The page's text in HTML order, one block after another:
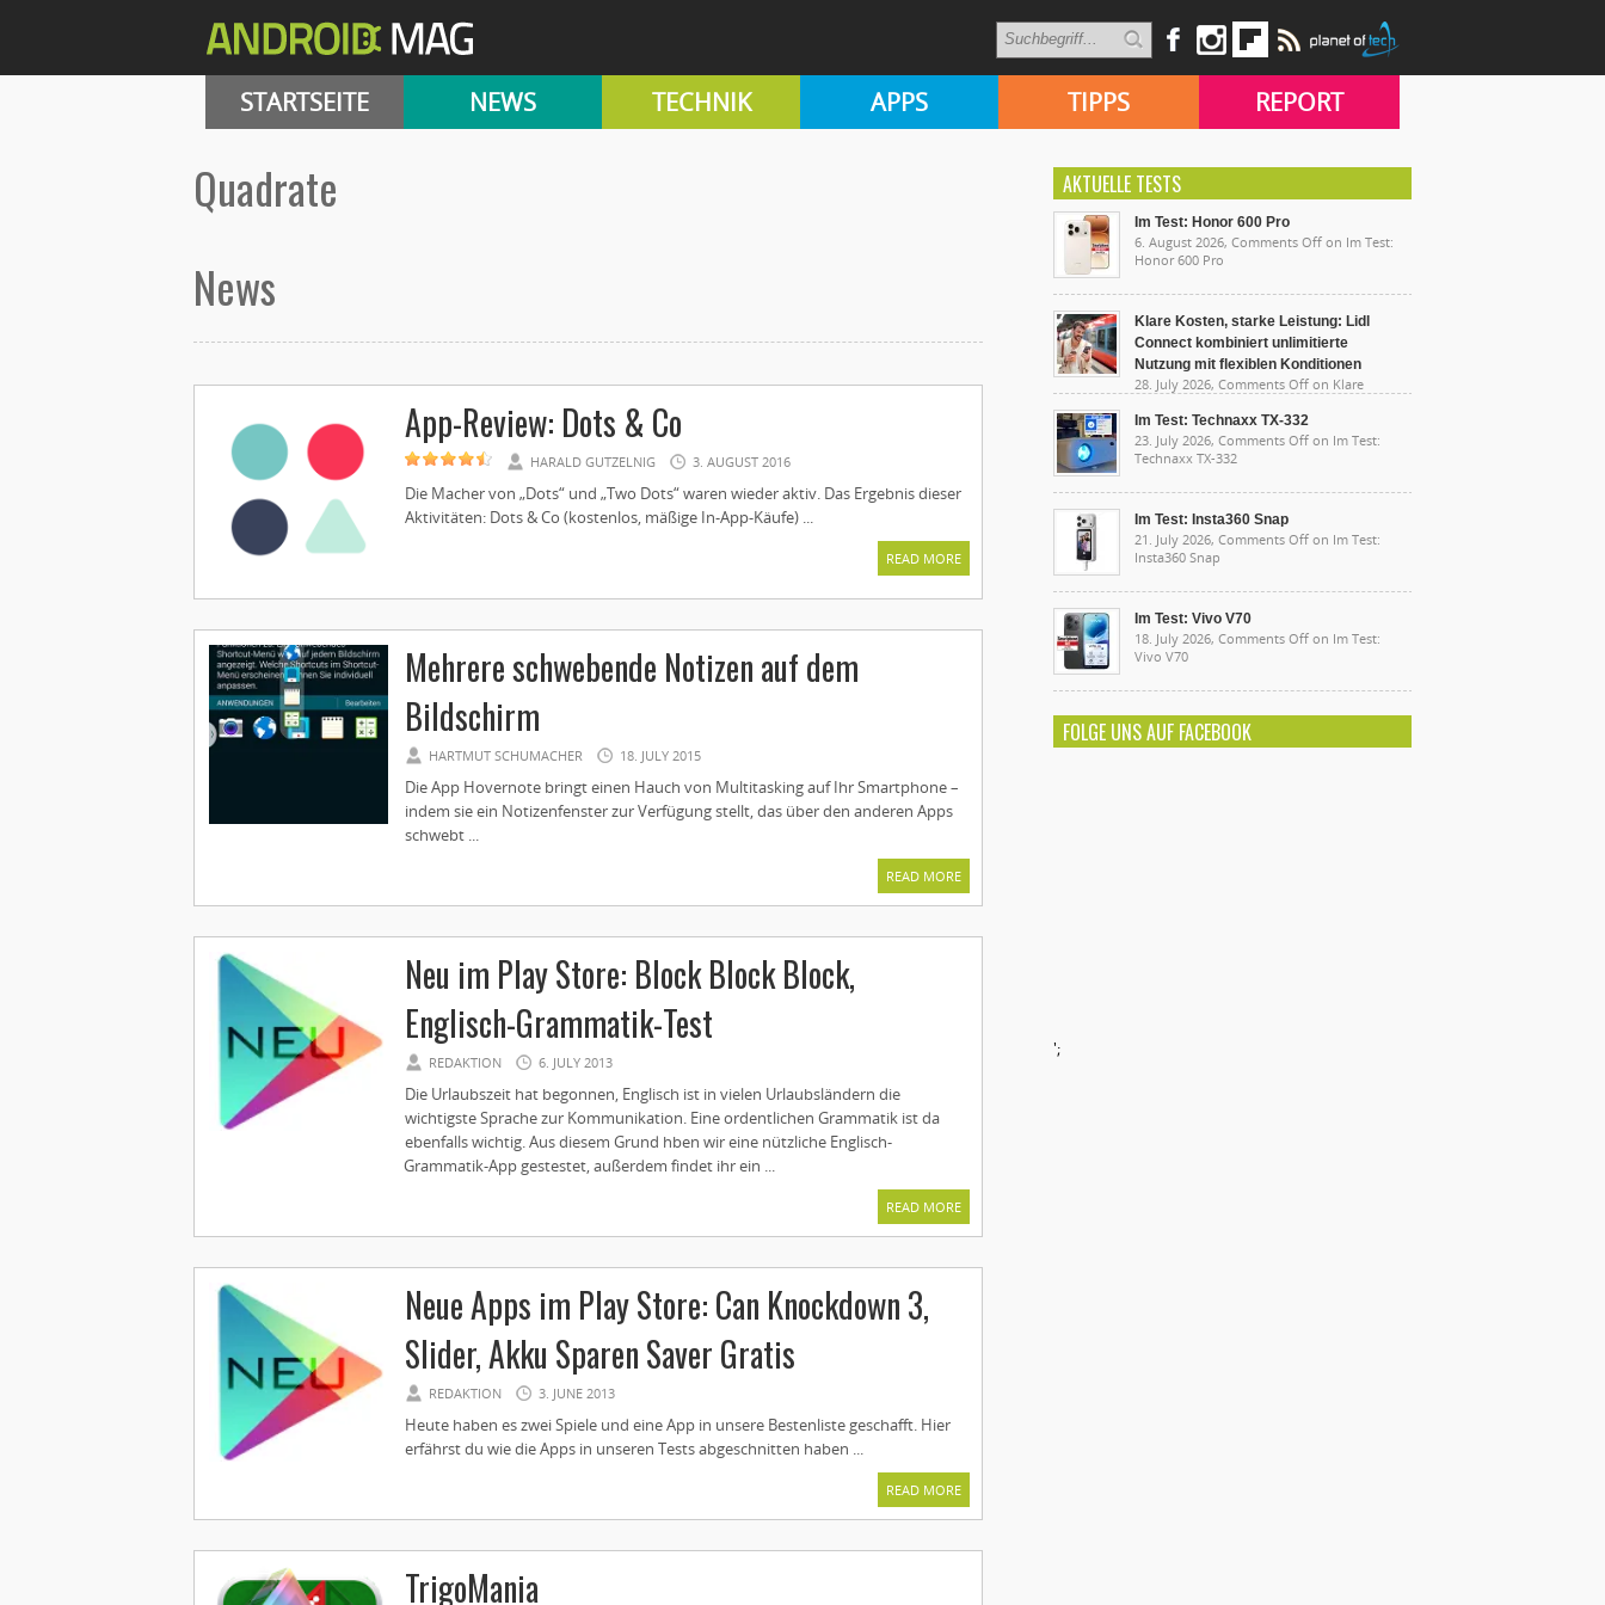
STARTSEITE NEWS TECHNIK APPS TIPPS REPORT
Quadrate
News
App-Review: Dots & Co
HARALD GUTZELNIG 3. AUGUST 2016
Die Macher von „Dots“ und „Two Dots“ waren wieder aktiv. Das Ergebnis dieser
Aktivitäten: Dots & Co (kostenlos, mäßige In-App-Käufe) ...
READ MORE
Mehrere schwebende Notizen auf dem
Bildschirm
HARTMUT SCHUMACHER 18. JULY 2015
Die App Hovernote bringt einen Hauch von Multitasking auf Ihr Smartphone –
indem sie ein Notizenfenster zur Verfügung stellt, das über den anderen Apps
schwebt ...
READ MORE
Neu im Play Store: Block Block Block,
Englisch-Grammatik-Test
REDAKTION 6. JULY 2013
Die Urlaubszeit hat begonnen, Englisch ist in vielen Urlaubsländern die
wichtigste Sprache zur Kommunikation. Eine ordentlichen Grammatik ist da
ebenfalls wichtig. Aus diesem Grund hben wir eine nützliche Englisch-
Grammatik-App gestestet, außerdem findet ihr ein ...
READ MORE
Neue Apps im Play Store: Can Knockdown 3,
Slider, Akku Sparen Saver Gratis
REDAKTION 3. JUNE 2013
Heute haben es zwei Spiele und eine App in unsere Bestenliste geschafft. Hier
erfährst du wie die Apps in unseren Tests abgeschnitten haben ...
READ MORE
TrigoMania
AKTUELLE TESTS
Im Test: Honor 600 Pro
6. August 2026, Comments Off on Im Test:
Honor 600 Pro
Klare Kosten, starke Leistung: Lidl
Connect kombiniert unlimitierte
Nutzung mit flexiblen Konditionen
28. July 2026, Comments Off on Klare
unlimitierte Nutzung mit flexiblen Konditionen
Im Test: Technaxx TX-332
23. July 2026, Comments Off on Im Test:
Technaxx TX-332
Im Test: Insta360 Snap
21. July 2026, Comments Off on Im Test:
Insta360 Snap
Im Test: Vivo V70
18. July 2026, Comments Off on Im Test:
Vivo V70
FOLGE UNS AUF FACEBOOK
';